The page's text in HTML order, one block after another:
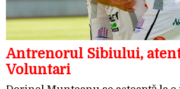
Antrenorul Sibiului,
Voluntari